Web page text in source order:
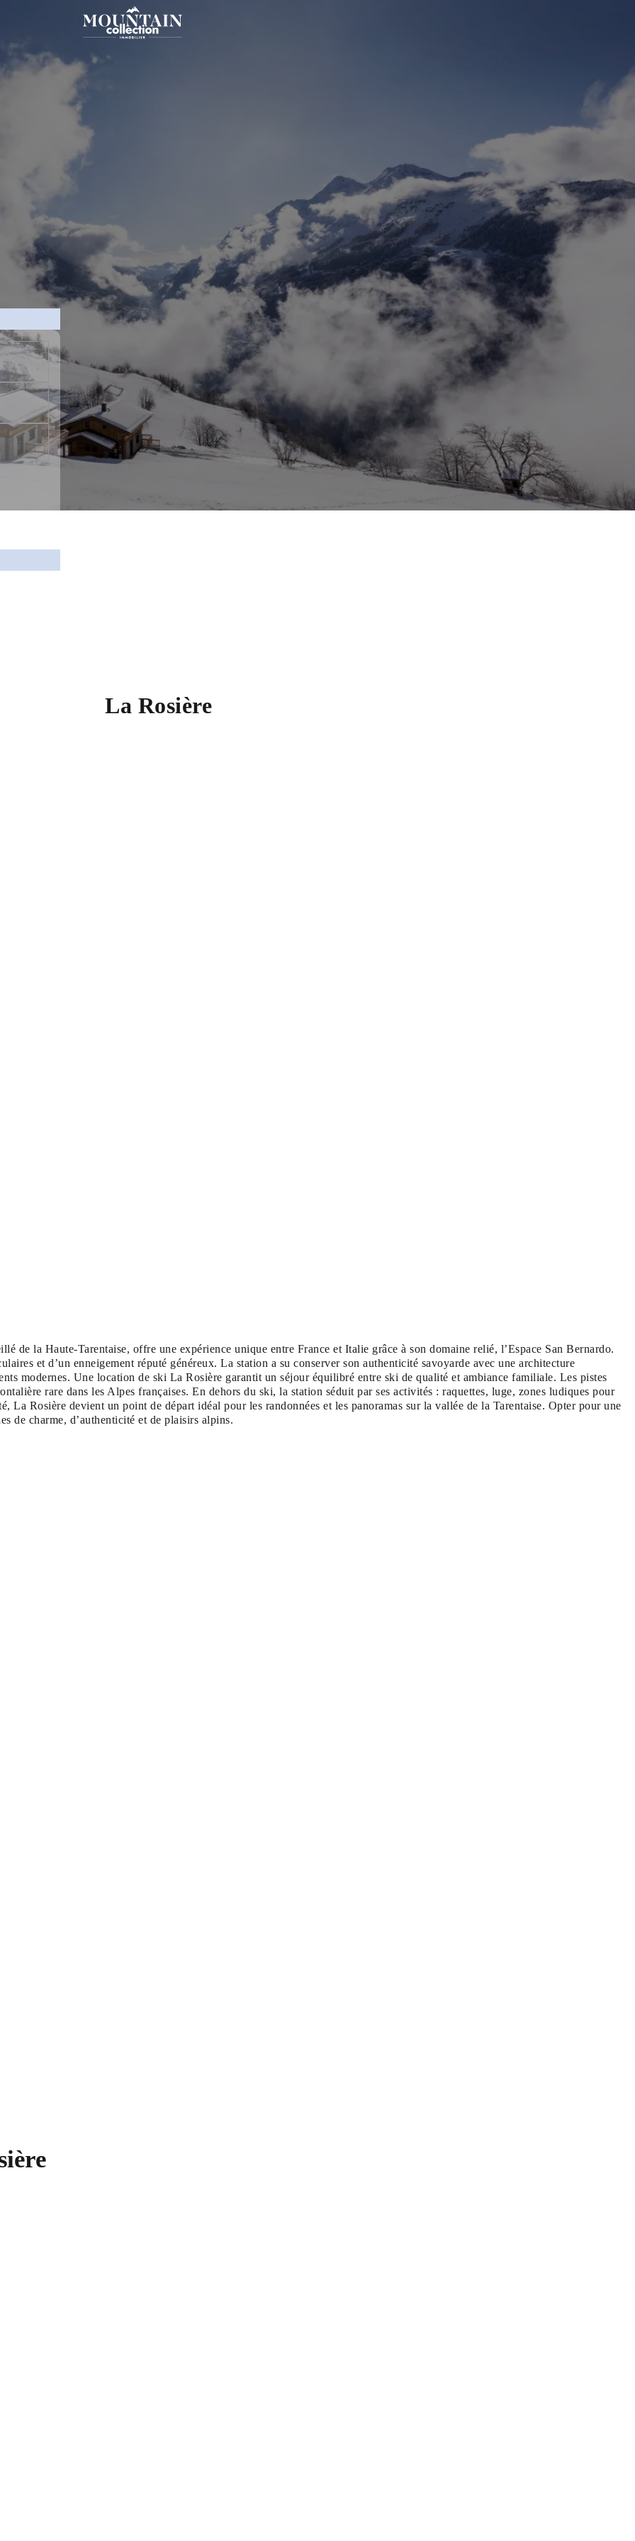
La Rosière
de la Haute-Tarentaise, offre une expérience unique entre France et Italie grâce à son domaine relié, l’Espace San Bernardo.
et d’un enneigement réputé généreux. La station a su conserver son authenticité savoyarde avec une architecture
modernes. Une location de ski La Rosière garantit un séjour équilibré entre ski de qualité et ambiance familiale. Les pistes
rare dans les Alpes françaises. En dehors du ski, la station séduit par ses activités : raquettes, luge, zones ludiques pour
La Rosière devient un point de départ idéal pour les randonnées et les panoramas sur la vallée de la Tarentaise. Opter pour une
de charme, d’authenticité et de plaisirs alpins.